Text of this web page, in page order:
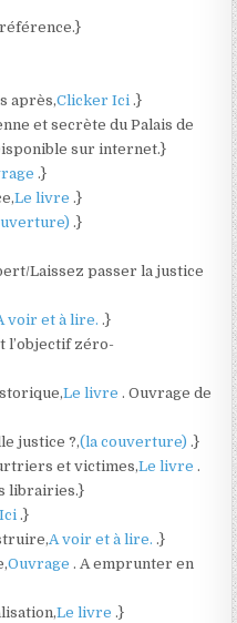
après,Clicker Ici.}
et secrète du Palais de
sur internet.}
.}
Le livre.}
.}
Laissez passer la justice
voir et à lire..}
l’objectif zéro-
Le livre. Ouvrage de
justice ?,(la couverture).}
et victimes,Le livre.
librairies.}
Ici.}
A voir et à lire..}
Ouvrage. A emprunter en
Le livre.}